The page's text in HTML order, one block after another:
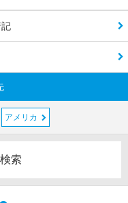
アメリカ
索